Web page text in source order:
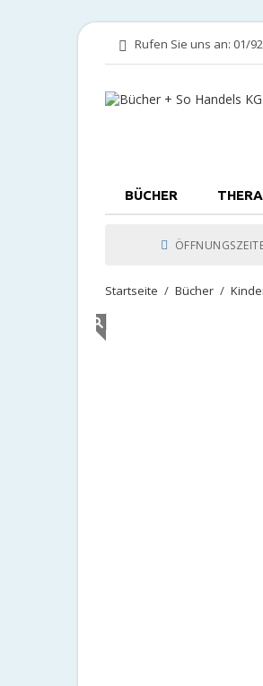
Rufen Sie uns an: 01/
BÜCHER
Startseite Bücher